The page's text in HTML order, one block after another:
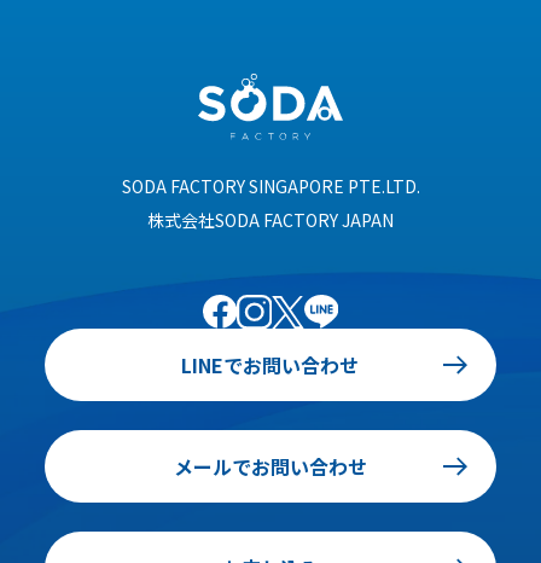
SODA FACTORY SINGAPORE PTE.LTD.
株式会社SODA FACTORY JAPAN
LINEでお問い合わせ
メールでお問い合わせ